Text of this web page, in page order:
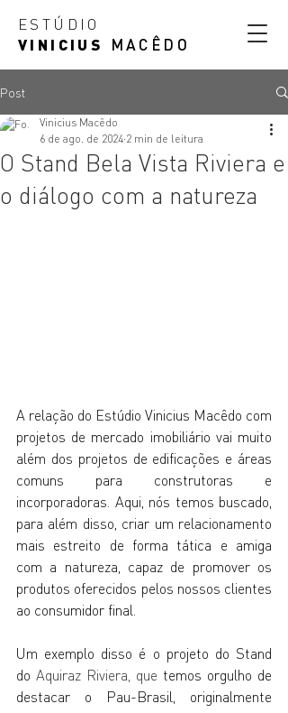
ESTÚDIO
VINICIUS
MACÊDO
Post
O Stand Bela Vista Riviera e
o diálogo com a natureza
Vinicius Macêdo
6 de ago. de 2024 2 min de leitura
A relação do Estúdio Vinicius Macêdo com
projetos de mercado imobiliário vai muito
além dos projetos de edificações e áreas
comuns para construtoras e
incorporadoras. Aqui, nós temos buscado,
para além disso, criar um relacionamento
mais estreito de forma tática e amiga
com a natureza, capaz de promover os
produtos oferecidos pelos nossos clientes
ao consumidor final.
Um exemplo disso é o projeto do Stand
do Aquiraz Riviera, que temos orgulho de
destacar o Pau-Brasil, originalmente